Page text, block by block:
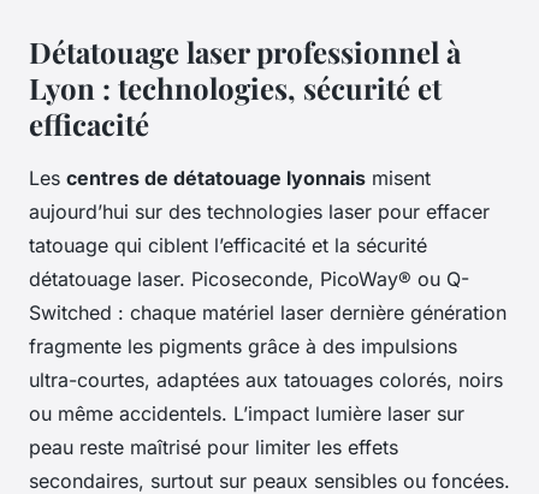
Détatouage laser professionnel à
Lyon : technologies, sécurité et
efficacité
Les centres de détatouage lyonnais misent
aujourd’hui sur des technologies laser pour effacer
tatouage qui ciblent l’efficacité et la sécurité
détatouage laser. Picoseconde, PicoWay® ou Q-
Switched : chaque matériel laser dernière génération
fragmente les pigments grâce à des impulsions
ultra-courtes, adaptées aux tatouages colorés, noirs
ou même accidentels. L’impact lumière laser sur
peau reste maîtrisé pour limiter les effets
secondaires, surtout sur peaux sensibles ou foncées.